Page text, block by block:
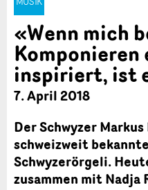
«Wenn mich
Komponieren
inspiriert, ist
7. April 2018
Der Schwyzer
schweizweit
Schwyzerörgeli.
zusammen mit Nadja